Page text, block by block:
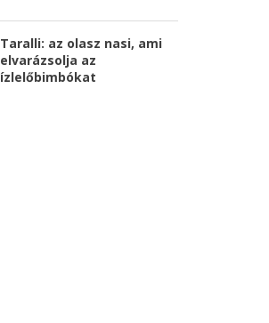
Taralli: az olasz nasi, ami
elvarázsolja az
ízlelőbimbókat